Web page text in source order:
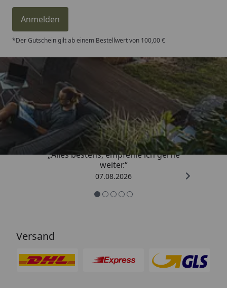
Anmelden
*Der Gutschein gilt ab einem Bestellwert von 100,00 €
Trusted Shops
4,81/ 5
„Alles bestens, empfehle ich gerne
weiter.“
07.08.2026
Versand